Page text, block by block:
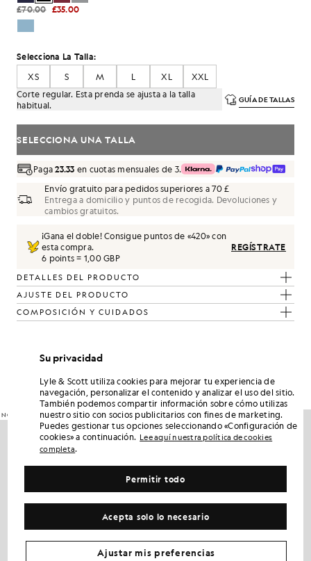
£70.00 £35.00
Selecciona La Talla:
XS
S M L XL
XXL
Corte regular. Esta prenda se ajusta a la talla
habitual.
GUÍA DE TALLAS
SELECCIONA UNA TALLA
Paga23.33 en cuotas mensuales de 3.
Envío gratuito para pedidos superiores a 70 £
Entrega a domicilio y puntos de recogida. Devoluciones y
cambios gratuitos.
¡Gana el doble! Consigue puntos de «420» con
esta compra.
6 points = 1,00 GBP
REGÍSTRATE
DETALLES DEL PRODUCTO
AJUSTE DEL PRODUCTO
COMPOSICIÓN Y CUIDADOS
Consigue este look
armario.
NOVEDADES
Su privacidad
Lyle & Scott utiliza cookies para mejorar tu experiencia de
navegación, personalizar el contenido y analizar el uso del sitio.
También podemos compartir información sobre cómo utilizas
nuestro sitio con socios publicitarios con fines de marketing.
Puedes gestionar tus opciones seleccionando «Configuración de
cookies» a continuación. Lee aquí nuestra política de cookies
completa.
Acepta solo lo necesario
Permitir todo
Ajustar mis preferencias